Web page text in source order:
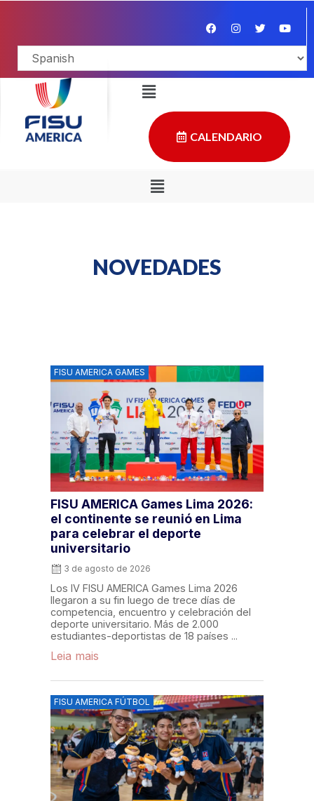
CALENDARIO
NOVEDADES
FISU AMERICA GAMES
FISU AMERICA Games Lima 2026:
el continente se reunió en Lima
para celebrar el deporte
universitario
3 de agosto de 2026
Los IV FISU AMERICA Games Lima 2026
llegaron a su fin luego de trece días de
competencia, encuentro y celebración del
deporte universitario. Más de 2.000
estudiantes-deportistas de 18 países ...
Leia mais
FISU AMERICA FÚTBOL